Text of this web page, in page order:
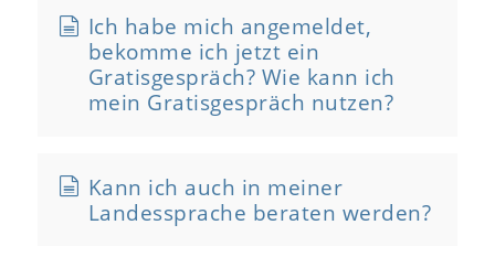
Ich habe mich angemeldet,
bekomme ich jetzt ein
Gratisgespräch? Wie kann ich
mein Gratisgespräch nutzen?
Kann ich auch in meiner
Landessprache beraten werden?